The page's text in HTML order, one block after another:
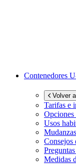
Contenedores
Volver
Tarifas e
Opciones
Usos
Consejos
Medidas